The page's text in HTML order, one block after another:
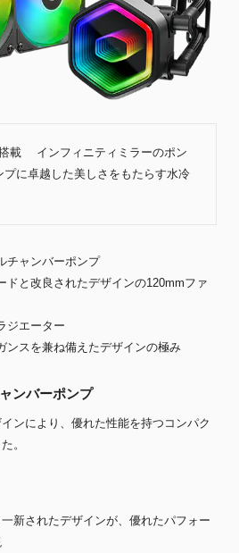
載 インフィニティミラーのポン
プに卓越した美しさをもたらす水冷
チャンバーポンプ
ドと改良されたデザインの120mmファ
ジエーター
ンスを兼ね備えたデザインの極み
ンバーポンプ
ンにより、優れた性能を持つコンパク
。
新されたデザインが、優れたパフォー